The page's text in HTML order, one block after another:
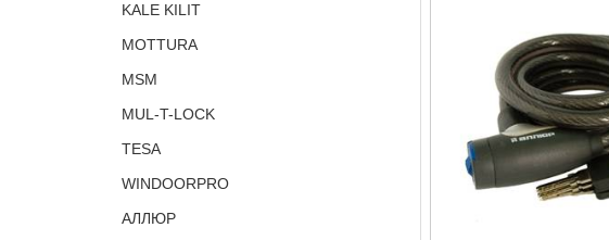
KALE KILIT
MOTTURA
MSM
MUL-T-LOCK
TESA
WINDOORPRO
АЛЛЮР